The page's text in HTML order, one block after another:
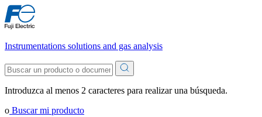
Instrumentations solutions and gas analysis
Introduzca al menos 2 caracteres para realizar una búsqueda.
o Buscar mi producto